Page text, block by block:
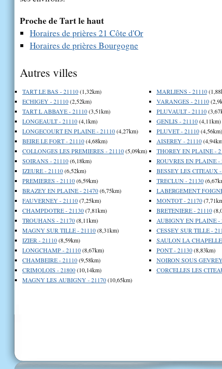
Proche de Tart le haut
Horaires de prières 21 Côte d'Or
Horaires de prières Bourgogne
Autres villes
TART LE BAS - 21110(1,32km)
ECHIGEY - 21110(2,52km)
TART L ABBAYE - 21110(3,51km)
LONGEAULT - 21110(4,1km)
LONGECOURT EN PLAINE - 21110(4,27km)
BEIRE LE FORT - 21110(4,68km)
COLLONGES LES PREMIERES - 21110(5,09km)
SOIRANS - 21110(6,18km)
IZEURE - 21110(6,52km)
PREMIERES - 21110(6,59km)
BRAZEY EN PLAINE - 21470(6,75km)
FAUVERNEY - 21110(7,25km)
CHAMPDOTRE - 21130(7,81km)
TROUHANS - 21170(8,11km)
MAGNY SUR TILLE - 21110(8,31km)
IZIER - 21110(8,59km)
LONGCHAMP - 21110(8,67km)
CHAMBEIRE - 21110(9,58km)
CRIMOLOIS - 21800(10,14km)
MAGNY LES AUBIGNY - 21170(10,65km)
MARLIENS - 21110
VARANGES - 21110
PLUVAULT - 21110
GENLIS - 21110(4,11km)
PLUVET - 21110(4,56km)
AISEREY - 21110
THOREY EN PLAINE -
ROUVRES EN PLAINE -
BESSEY LES CITEAUX
TRECLUN - 21130
LABERGEMENT
MONTOT - 21170
BRETENIERE - 21110
AUBIGNY EN PLAINE -
CESSEY SUR TILLE -
SAULON LA
PONT - 21130(8,83km)
NOIRON SOUS
CORCELLES LES